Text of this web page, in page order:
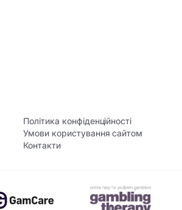
Політика конфіденційності
Умови користування сайтом
Контакти